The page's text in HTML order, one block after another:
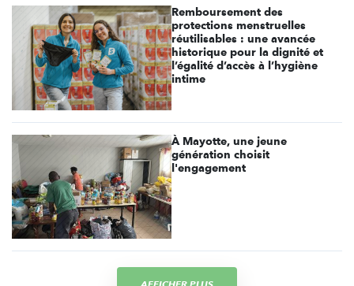
Remboursement des
protections menstruelles
réutilisables : une avancée
historique pour la dignité et
l’égalité d’accès à l’hygiène
intime
À Mayotte, une jeune
génération choisit
l'engagement